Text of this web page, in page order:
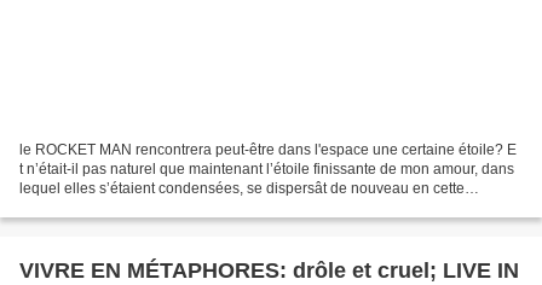
le ROCKET MAN rencontrera peut-être dans l'espace une certaine étoile? E
t n’était-il pas naturel que maintenant l’étoile finissante de mon amour, dans
lequel elles s’étaient condensées, se dispersât de nouveau en cette
VIVRE EN MÉTAPHORES: drôle et cruel; LIVE IN